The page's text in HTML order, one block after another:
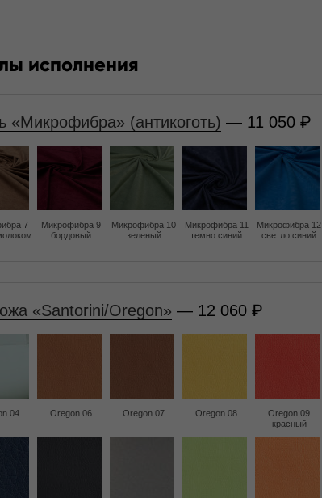
исполнения
«Микрофибра» (антикоготь) — 11 050
7
Микрофибра 9
бордовый
Микрофибра 10
зеленый
Микрофибра 11
темно синий
Микрофибра 12
светло синий
«Santorini/Oregon» — 12 060
04 Oregon 06 Oregon 07 Oregon 08
Oregon 09
красный